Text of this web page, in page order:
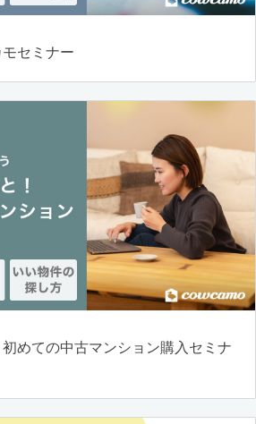
セミナー
めての中古マンション購入セミナ